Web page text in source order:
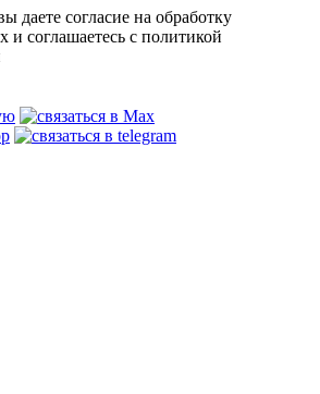
даете согласие на обработку
и соглашаетесь c политикой